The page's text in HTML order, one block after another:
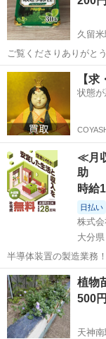
久留米
ご覧くださりありがとうございます。 昨年
り線香です。 30巻入っています(^^) 受け渡し
ジをご覧ください。
福岡 久留米市
【
状態が
≪月
助
時給
日払い
株式
大分
半導体装置の製造業務
★赴任旅費会社負担
給1,500円！《大分県中津市》 人気の工場のお仕事 ◇
のシート製造◇ ＊クリ
大分 中津市 東
植物
500円
天神南